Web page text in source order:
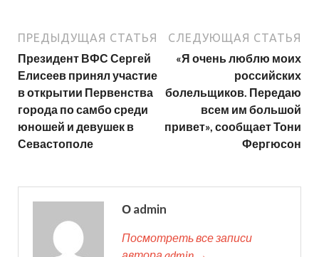
ПРЕДЫДУЩАЯ СТАТЬЯ
Президент ВФС Сергей
Елисеев принял участие
в открытии Первенства
города по самбо среди
юношей и девушек в
Севастополе
СЛЕДУЮЩАЯ СТАТЬЯ
«Я очень люблю моих
российских
болельщиков. Передаю
всем им большой
привет», сообщает Тони
Фергюсон
О admin
Посмотреть все записи